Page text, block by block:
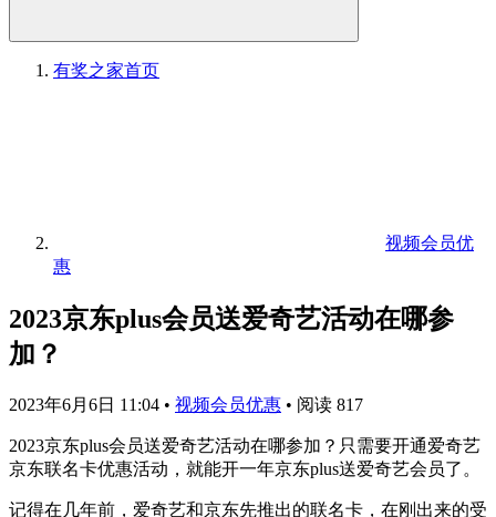
有奖之家首页
视频会员优
惠
2023京东plus会员送爱奇艺活动在哪参
加？
2023年6月6日 11:04 • 视频会员优惠 • 阅读 817
2023京东plus会员送爱奇艺活动在哪参加？只需要开通爱奇艺
京东联名卡优惠活动，就能开一年京东plus送爱奇艺会员了。
记得在几年前，爱奇艺和京东先推出的联名卡，在刚出来的受